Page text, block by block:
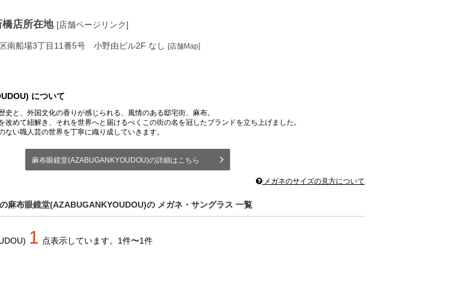
橋店所在地 [店舗ページリンク]
南船場3丁目11番5号 小野由ビル2F なし [店舗Map]
について
と、外国文化の香りが感じられる、風情のある邸宅街、麻布。
改めて紐解き、それを世界へと届けるべくこの街の名を冠したブランドを立ち上げました。
い職人芸の世界を丁寧に織り成していきます。
麻布眼鏡堂(AZABUGANKYOUDOU)の詳細はこちら
メガネのサイズの見方について
麻布眼鏡堂(AZABUGANKYOUDOU)の メガネ・サングラス 一覧
1 点表示しています。 1件〜1件